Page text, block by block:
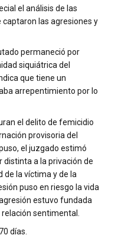
el análisis de las
las agresiones y
permaneció por
siquiátrica del
que tiene un
arrepentimiento por lo
el delito de femicidio
provisoria del
el juzgado estimó
a la privación de
de la víctima y de la
puso en riesgo la vida
estuvo fundada
sentimental.
días.